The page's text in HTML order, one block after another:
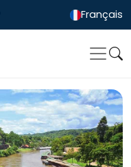
Français